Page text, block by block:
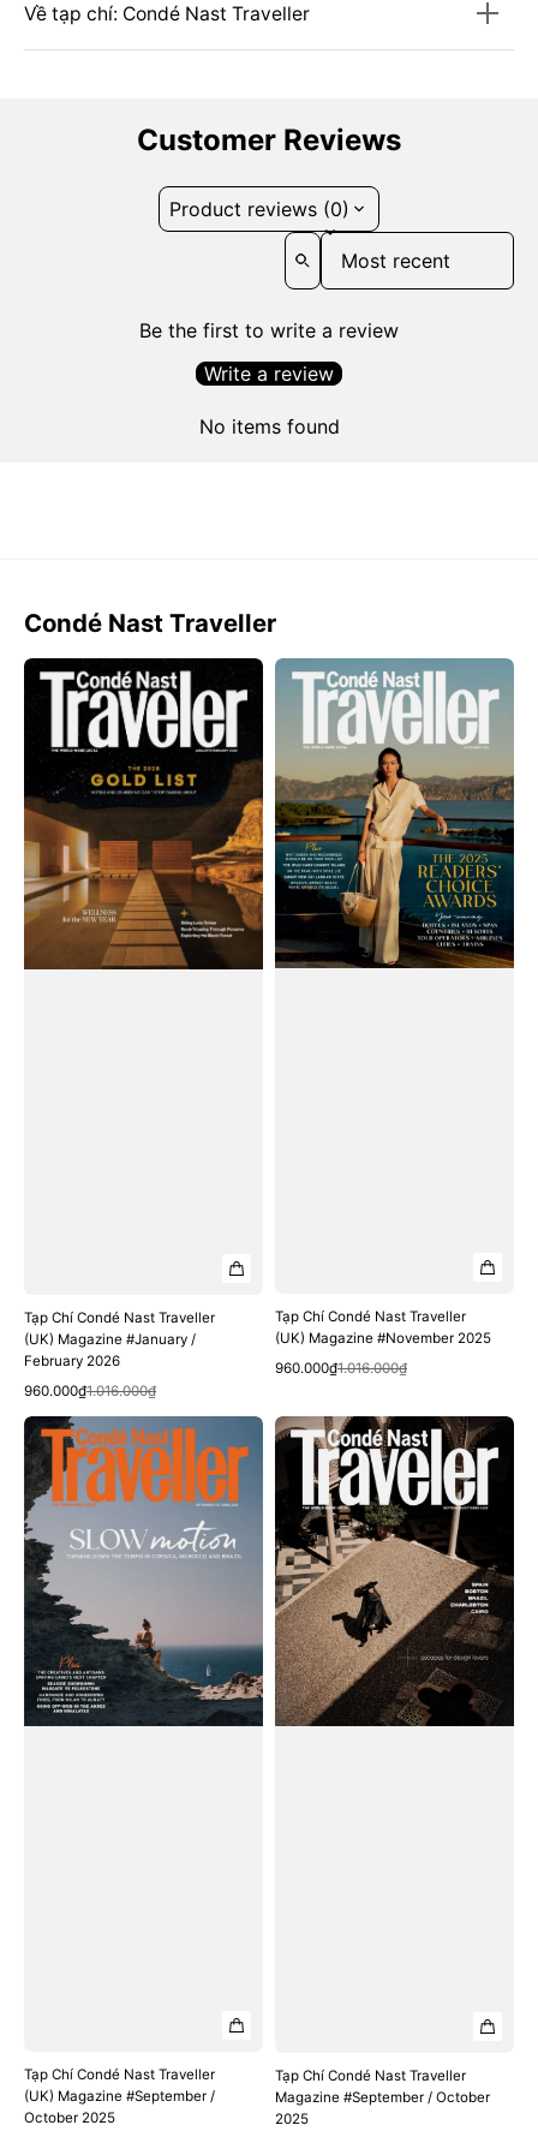
Về tạp chí: Condé Nast Traveller
Customer Reviews
Product reviews (0)
Sort reviews by
Be the first to write a review
Write a review
No items found
Condé Nast Traveller
Tạp
Chí
Nast
Traveller
(UK)
Magazine
#January
/
February
Tạp Chí Condé Nast Traveller
(UK) Magazine #January /
February 2026
Sale
960.000₫
Regular
1.016.000₫
Quick View
Tạp
Nast
Traveller
(UK)
Magazine
#November
2025
Tạp Chí Condé Nast Traveller
(UK) Magazine #November 2025
Sale
960.000₫
Regular
1.016.000₫
Quick View
Tạp
Chí
Condé
Nast
Traveller
(UK)
Magazine
#September
October
2025
Tạp Chí Condé Nast Traveller
(UK) Magazine #September /
October 2025
Tạp
Condé
Nast
Traveller
Magazine
#September
/
October
2025
Tạp Chí Condé Nast Traveller
Magazine #September / October
2025